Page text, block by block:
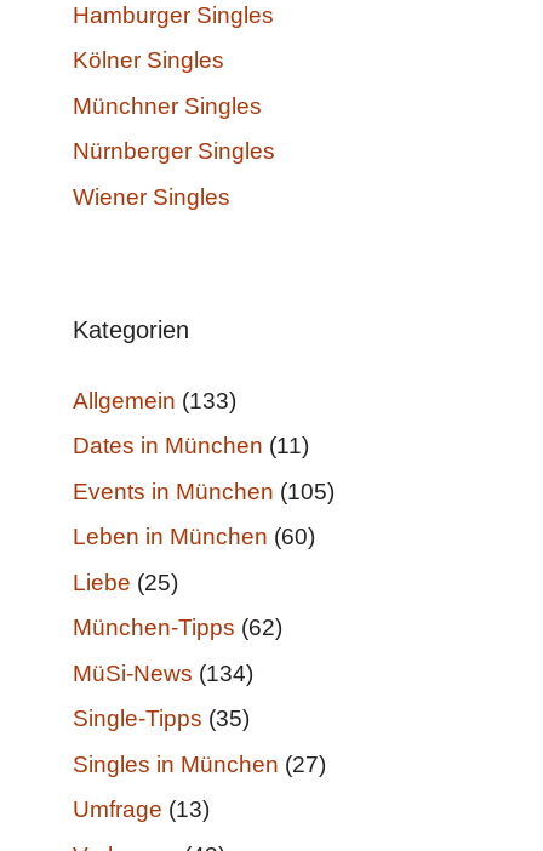
Hamburger Singles
Kölner Singles
Münchner Singles
Nürnberger Singles
Wiener Singles
Kategorien
Allgemein (133)
Dates in München (11)
Events in München (105)
Leben in München (60)
Liebe (25)
München-Tipps (62)
MüSi-News (134)
Single-Tipps (35)
Singles in München (27)
Umfrage (13)